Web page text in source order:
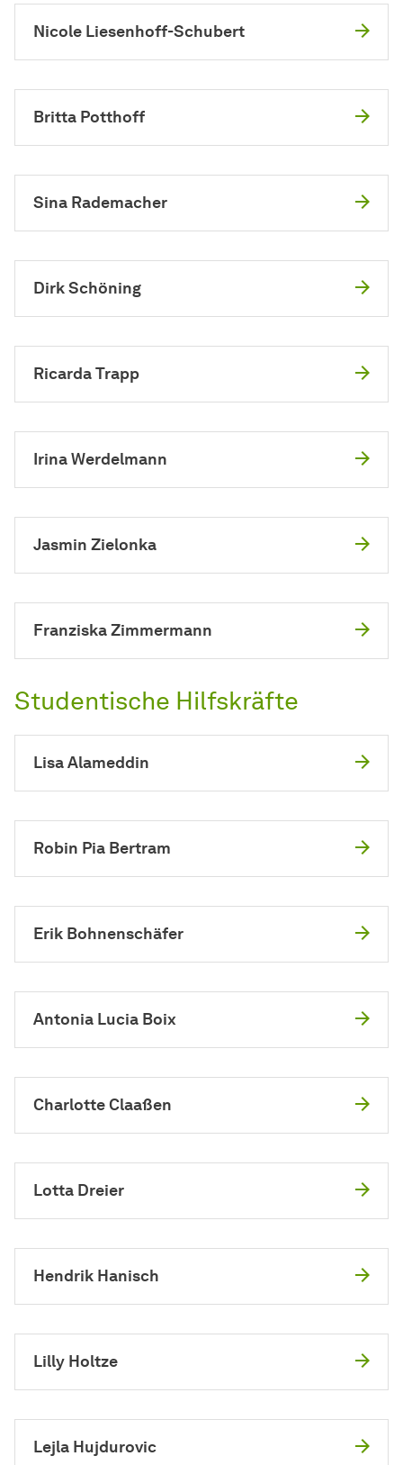
Nicole Liesenhoff-Schubert
Britta Potthoff
Sina Rademacher
Dirk Schöning
Ricarda Trapp
Irina Werdelmann
Jasmin Zielonka
Franziska Zimmermann
Studentische Hilfskräfte
Lisa Alameddin
Robin Pia Bertram
Erik Bohnenschäfer
Antonia Lucia Boix
Charlotte Claaßen
Lotta Dreier
Hendrik Hanisch
Lilly Holtze
Lejla Hujdurovic